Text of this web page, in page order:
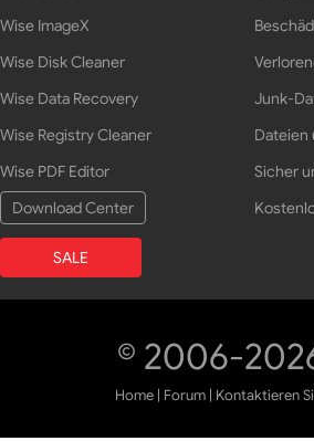
Wise ImageX
Wise Disk Cleaner
Wise Data Recovery
Wise Registry Cleaner
Wise PDF Editor
Download Center
SALE
Junk-
Dateien
Sicher
© 2006-
Home | Forum | Kontaktieren